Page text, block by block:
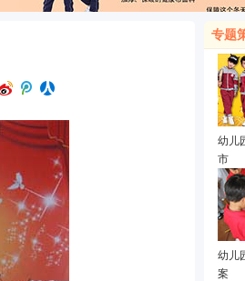
专题
幼儿
市
幼儿
案